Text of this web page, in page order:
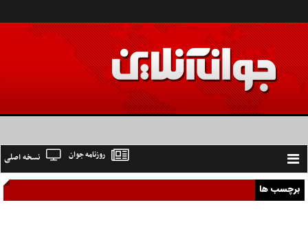
Toggle
navigation
نسخه اصلی روزنامه جوان
برچسب ها